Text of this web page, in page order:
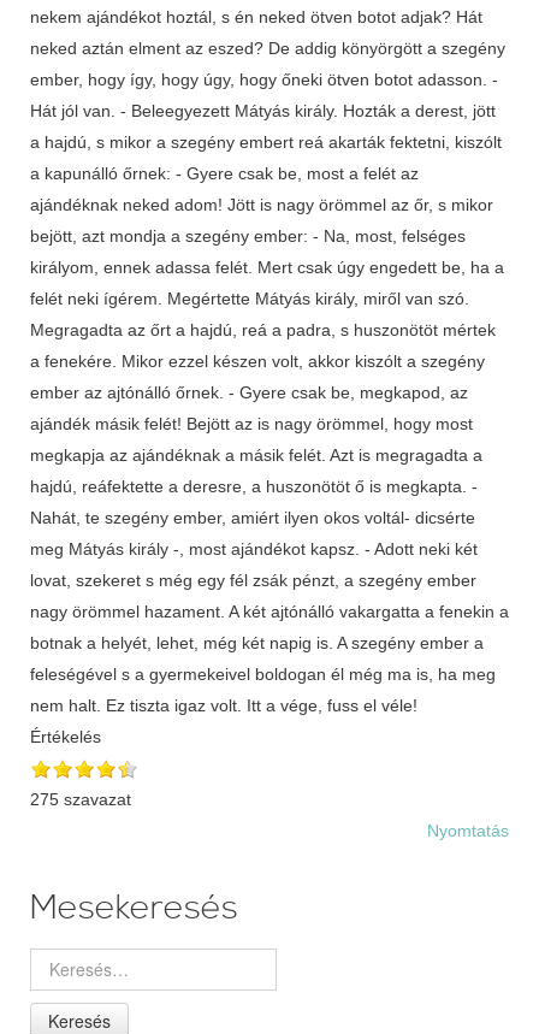
nekem ajándékot hoztál, s én neked ötven botot adjak? Hát
neked aztán elment az eszed? De addig könyörgött a szegény
ember, hogy így, hogy úgy, hogy őneki ötven botot adasson. -
Hát jól van. - Beleegyezett Mátyás király. Hozták a derest, jött
a hajdú, s mikor a szegény embert reá akarták fektetni, kiszólt
a kapunálló őrnek: - Gyere csak be, most a felét az
ajándéknak neked adom! Jött is nagy örömmel az őr, s mikor
bejött, azt mondja a szegény ember: - Na, most, felséges
királyom, ennek adassa felét. Mert csak úgy engedett be, ha a
felét neki ígérem. Megértette Mátyás király, miről van szó.
Megragadta az őrt a hajdú, reá a padra, s huszonötöt mértek
a fenekére. Mikor ezzel készen volt, akkor kiszólt a szegény
ember az ajtónálló őrnek. - Gyere csak be, megkapod, az
ajándék másik felét! Bejött az is nagy örömmel, hogy most
megkapja az ajándéknak a másik felét. Azt is megragadta a
hajdú, reáfektette a deresre, a huszonötöt ő is megkapta. -
Nahát, te szegény ember, amiért ilyen okos voltál- dicsérte
meg Mátyás király -, most ajándékot kapsz. - Adott neki két
lovat, szekeret s még egy fél zsák pénzt, a szegény ember
nagy örömmel hazament. A két ajtónálló vakargatta a fenekin a
botnak a helyét, lehet, még két napig is. A szegény ember a
feleségével s a gyermekeivel boldogan él még ma is, ha meg
nem halt. Ez tiszta igaz volt. Itt a vége, fuss el véle!
Értékelés
275 szavazat
Nyomtatás
Mesekeresés
Keresés